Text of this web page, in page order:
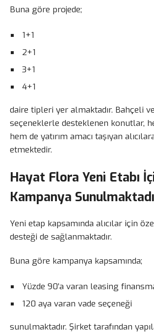
Buna göre projede;
1+1
2+1
3+1
4+1
daire tipleri yer almaktadır. Bahçeli
seçeneklerle desteklenen konutlar,
hem de yatırım amacı taşıyan
etmektedir.
Hayat Flora Yeni Etabı
Kampanya
Yeni etap kapsamında alıcılar için
desteği de sağlanmaktadır.
Buna göre kampanya kapsamında;
Yüzde 90’a varan leasing
120 aya varan vade seçeneği
sunulmaktadır. Şirket tarafından